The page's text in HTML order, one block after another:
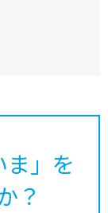
」を
？